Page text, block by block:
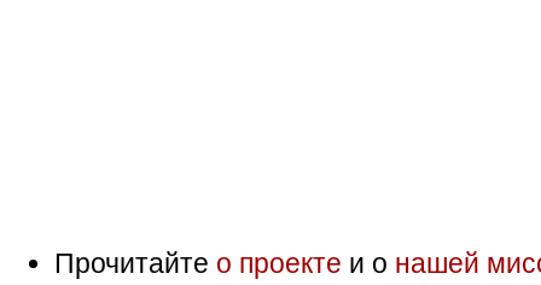
Прочитайте о проекте и о нашей